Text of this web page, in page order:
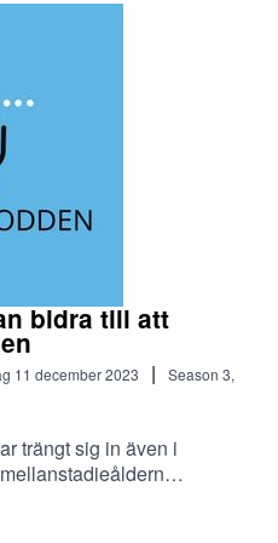
bidra till att
11 december 2023 | Season 3,
trängt sig in även i
kurirer och torpeder.
förövare i gängkrigens